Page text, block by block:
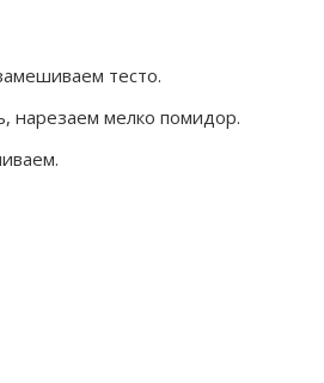
тесто.
нарезаем мелко помидор.